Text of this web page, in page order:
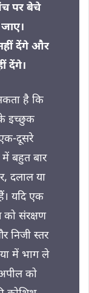
पर बेचे
देंगे और
देंगे।
है कि
इच्छुक
दूसरे
बहुत बार
दलाल या
यदि एक
को संरक्षण
निजी स्तर
में भाग ले
को